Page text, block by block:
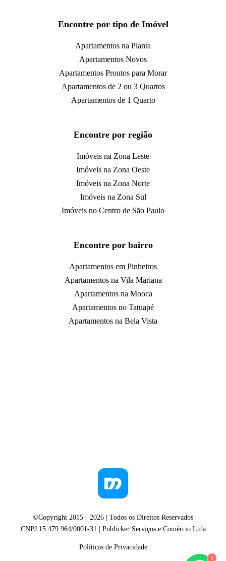
1
Encontre por tipo de Imóvel
Apartamentos na Planta
Apartamentos Novos
Apartamentos Prontos para Morar
Apartamentos de 2 ou 3 Quartos
Apartamentos de 1 Quarto
Encontre por região
Imóveis na Zona Leste
Imóveis na Zona Oeste
Imóveis na Zona Norte
Imóveis na Zona Sul
Imóveis no Centro de São Paulo
Encontre por bairro
Apartamentos em Pinheiros
Apartamentos na Vila Mariana
Apartamentos na Mooca
Apartamentos no Tatuapé
Apartamentos na Bela Vista
©Copyright 2015 - 2026 | Todos os Direitos Reservados
CNPJ 15.479.964/0001-31 | Publicker Serviços e Comércio Ltda
Políticas de Privacidade